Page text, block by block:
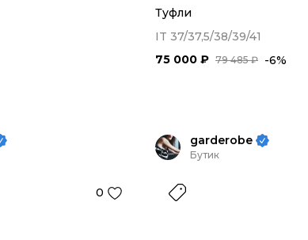
Туфли
IT 37/37,5/38/39/41
79 485 ₽
75 000 ₽ -6%
0
garderobe
Бутик